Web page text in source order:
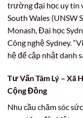
trường đại học uy tín
South Wales (UNSW
Monash, Đại học
Công nghệ Sydney.
hệ để cập nhật danh
Tư Vấn Tâm Lý – Xã
Cộng Đồng
Nhu cầu chăm sóc